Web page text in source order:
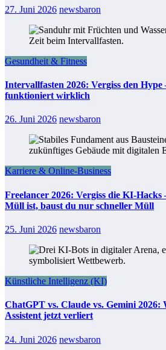
27. Juni 2026 newsbaron
Gesundheit & Fitness
Intervallfasten 2026: Vergiss den
funktioniert wirklich
26. Juni 2026 newsbaron
Karriere & Online-Business
Freelancer 2026: Vergiss die KI-
Müll ist, baust du nur schneller Müll
25. Juni 2026 newsbaron
Künstliche Intelligenz (KI)
ChatGPT vs. Claude vs. Gemini 2026:
Assistent jetzt verliert
24. Juni 2026 newsbaron